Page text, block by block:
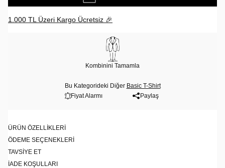
1.000 TL Üzeri Kargo Ücretsiz 🎉
Kombinini Tamamla
Bu Kategorideki Diğer Basic T-Shirt
Fiyat Alarmı
Paylaş
ÜRÜN ÖZELLIKLERI
ÖDEME SEÇENEKLERI
TAVSIYE ET
İADE KOŞULLARI